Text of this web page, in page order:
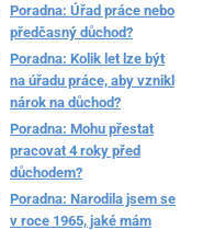
Poradna: Úřad práce nebo
předčasný důchod?
Poradna: Kolik let lze být
na úřadu práce, aby vznikl
nárok na důchod?
Poradna: Mohu přestat
pracovat 4 roky před
důchodem?
Poradna: Narodila jsem se
v roce 1965, jaké mám